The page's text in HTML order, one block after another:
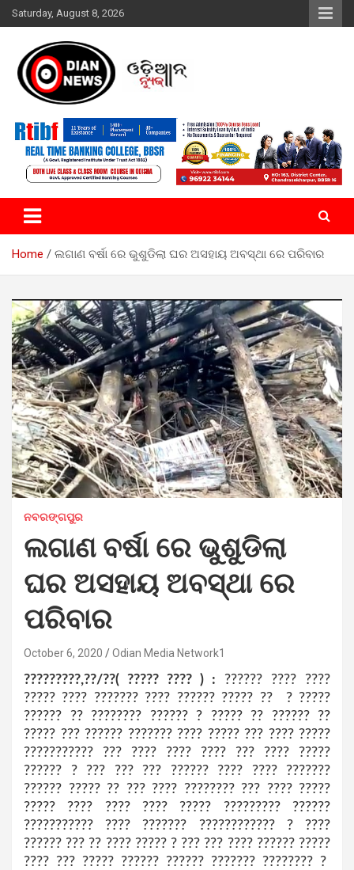
Skip
to
Saturday, August 8, 2026
ଓଡିଆନ୍ ନ୍ୟୁଜ
Home ଲଗାଣ ବର୍ଷା ରେ ଭୁଶୁଡିଲା ଘର ଅସହାୟ ଅବସ୍ଥା ରେ ପରିବାର
ନବରଙ୍ଗପୁର
ଲଗାଣ ବର୍ଷା ରେ ଭୁଶୁଡିଲା
ଘର ଅସହାୟ ଅବସ୍ଥା ରେ
ପରିବାର
October 6, 2020 Odian Media Network1
?????????,??/??( ????? ???? ) : ?????? ???? ????
????? ???? ??????? ???? ?????? ????? ?? ? ?????
?????? ?? ???????? ?????? ? ????? ?? ?????? ??
????? ??? ?????? ??????? ???? ????? ??? ???? ?????
??????????? ??? ???? ???? ???? ??? ???? ?????
?????? ? ??? ??? ??? ?????? ???? ???? ???????
?????? ????? ?? ??? ???? ???????? ??? ???? ?????
????? ???? ???? ???? ????? ????????? ??????
??????????? ???? ??????? ???????????? ? ????
?????? ??? ?? ???? ????? ? ??? ??? ???? ?????? ?????
???? ??? ????? ?????? ?????? ??????? ???????? ?